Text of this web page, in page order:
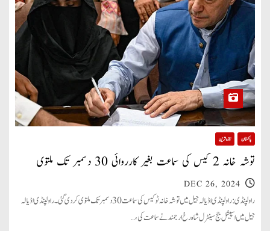
پاکستان تازہ ترین
توشہ خانہ 2 کیس کی سماعت بغیر کارروائی 30 دسمبر تک ملتوی
DEC 26, 2024
راولپنڈی: راولپنڈی اڈیالہ جیل میں توشہ خانہ ٹو کیس کی سماعت 30 دسمبر تک ملتوی کردی گئی۔ راولپنڈی اڈیالہ
جیل میں اسپیشل جج سینٹرل شاہ رخ ارجمند نے سماعت کی،…